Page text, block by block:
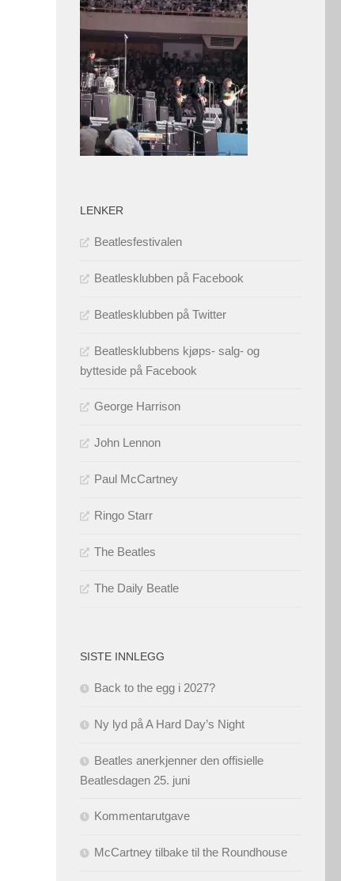
LENKER
Beatlesfestivalen
Beatlesklubben på Facebook
Beatlesklubben på Twitter
Beatlesklubbens kjøps- salg- og
bytteside på Facebook
George Harrison
John Lennon
Paul McCartney
Ringo Starr
The Beatles
The Daily Beatle
SISTE INNLEGG
Back to the egg i 2027?
Ny lyd på A Hard Day’s Night
Beatles anerkjenner den offisielle
Beatlesdagen 25. juni
Kommentarutgave
McCartney tilbake til the Roundhouse